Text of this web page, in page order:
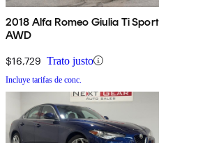
2018 Alfa Romeo Giulia Ti Sport
AWD
$16,729 Trato justo
Incluye tarifas de conc.